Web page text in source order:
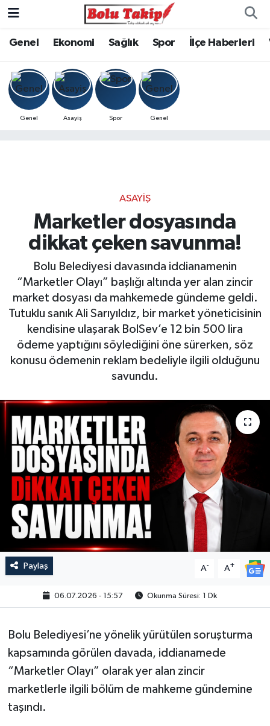
Genel Ekonomi Sağlık Spor İlçe Haberleri
Genel Asayiş Spor Genel
ASAYIŞ
Marketler dosyasında
dikkat çeken savunma!
Bolu Belediyesi davasında iddianamenin
“Marketler Olayı” başlığı altında yer alan zincir
market dosyası da mahkemede gündeme geldi.
Tutuklu sanık Ali Sarıyıldız, bir market yöneticisinin
kendisine ulaşarak BolSev’e 12 bin 500 lira
ödeme yaptığını söylediğini öne sürerken, söz
konusu ödemenin reklam bedeliyle ilgili olduğunu
savundu.
Paylaş A- A+
06.07.2026 - 15:57 Okunma Süresi: 1 Dk
Bolu Belediyesi’ne yönelik yürütülen soruşturma
kapsamında görülen davada, iddianamede
“Marketler Olayı” olarak yer alan zincir
marketlerle ilgili bölüm de mahkeme gündemine
taşındı.